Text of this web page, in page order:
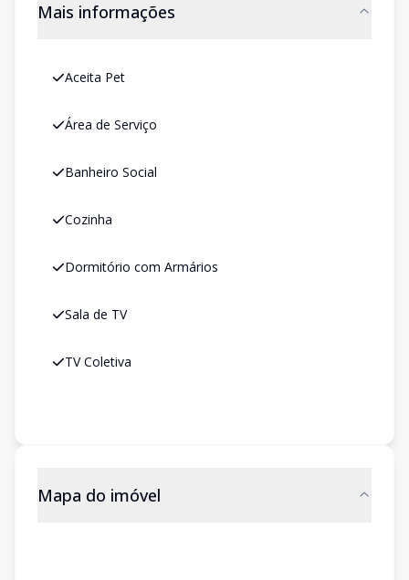
Mais informações
Aceita Pet
Área de Serviço
Banheiro Social
Cozinha
Dormitório com Armários
Sala de TV
TV Coletiva
Mapa do imóvel